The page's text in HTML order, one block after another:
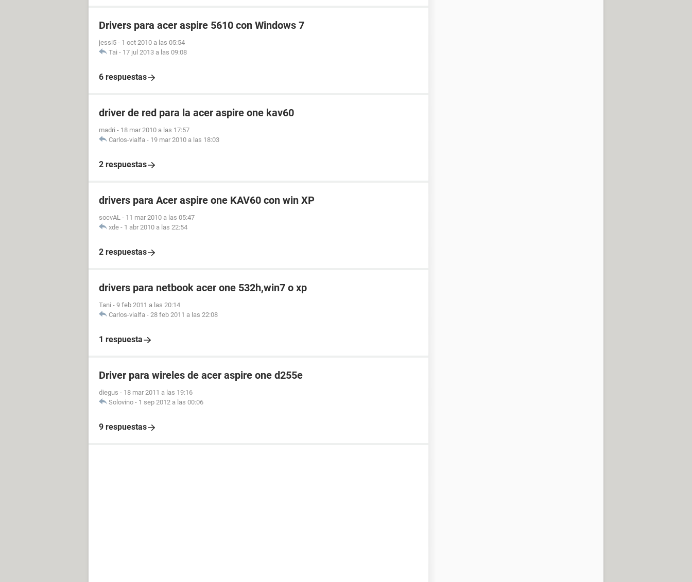
Drivers para acer aspire 5610 con Windows 7
jessi5 - 1 oct 2010 a las 05:54
Tai - 17 jul 2013 a las 09:08
6 respuestas
driver de red para la acer aspire one kav60
madri - 18 mar 2010 a las 17:57
Carlos-vialfa - 19 mar 2010 a las 18:03
2 respuestas
drivers para Acer aspire one KAV60 con win XP
socvAL - 11 mar 2010 a las 05:47
xde - 1 abr 2010 a las 22:54
2 respuestas
drivers para netbook acer one 532h,win7 o xp
Tani - 9 feb 2011 a las 20:14
Carlos-vialfa - 28 feb 2011 a las 22:08
1 respuesta
Driver para wireles de acer aspire one d255e
diegus - 18 mar 2011 a las 19:16
Solovino - 1 sep 2012 a las 00:06
9 respuestas